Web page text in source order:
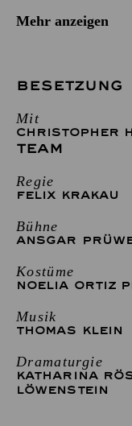
Mehr anzeigen
BESETZUNG
Mit
CHRISTOPHER
TEAM
Regie
FELIX KRAKAU
Bühne
ANSGAR
Kostüme
NOELIA ORTIZ
Musik
THOMAS KLEIN
Dramaturgie
KATHARINA
LÖWENSTEIN